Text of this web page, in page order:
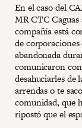
En el caso del
MR CTC
compañía está
de
abandonada
comunicaron
desahuciarles de
arrendas o te
comunidad, que
ripostó que el